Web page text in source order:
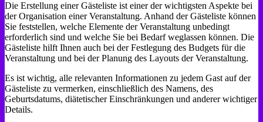
Die Erstellung einer Gästeliste ist einer der wichtigsten Aspekte bei
der Organisation einer Veranstaltung. Anhand der Gästeliste können
Sie feststellen, welche Elemente der Veranstaltung unbedingt
erforderlich sind und welche Sie bei Bedarf weglassen können. Die
Gästeliste hilft Ihnen auch bei der Festlegung des Budgets für die
Veranstaltung und bei der Planung des Layouts der Veranstaltung.
Es ist wichtig, alle relevanten Informationen zu jedem Gast auf der
Gästeliste zu vermerken, einschließlich des Namens, des
Geburtsdatums, diätetischer Einschränkungen und anderer wichtiger
Details.